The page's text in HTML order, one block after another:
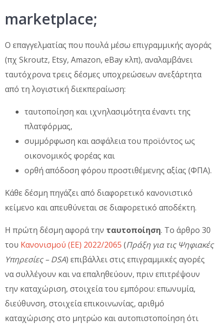
marketplace;
Ο επαγγελματίας που πουλά μέσω επιγραμμικής αγοράς
(πχ Skroutz, Etsy, Amazon, eBay κλπ), αναλαμβάνει
ταυτόχρονα τρεις δέσμες υποχρεώσεων ανεξάρτητα
από τη λογιστική διεκπεραίωση:
ταυτοποίηση και ιχνηλασιμότητα έναντι της
πλατφόρμας,
συμμόρφωση και ασφάλεια του προϊόντος ως
οικονομικός φορέας και
ορθή απόδοση φόρου προστιθέμενης αξίας (ΦΠΑ).
Κάθε δέσμη πηγάζει από διαφορετικό κανονιστικό
κείμενο και απευθύνεται σε διαφορετικό αποδέκτη.
Η πρώτη δέσμη αφορά την ταυτοποίηση. Το άρθρο 30
του Κανονισμού (ΕΕ) 2022/2065 (Πράξη για τις Ψηφιακές
Υπηρεσίες – DSA) επιβάλλει στις επιγραμμικές αγορές
να συλλέγουν και να επαληθεύουν, πριν επιτρέψουν
την καταχώριση, στοιχεία του εμπόρου: επωνυμία,
διεύθυνση, στοιχεία επικοινωνίας, αριθμό
καταχώρισης στο μητρώο και αυτοπιστοποίηση ότι